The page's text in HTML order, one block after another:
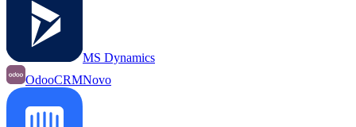
MS Dynamics
OdooCRMNovo